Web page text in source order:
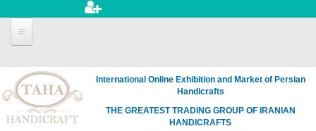
International Online Exhibition and Market of Persian
Handicrafts
THE GREATEST TRADING GROUP OF IRANIAN
HANDICRAFTS